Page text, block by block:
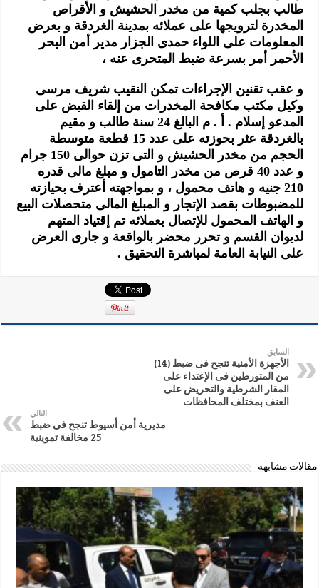
طالب بجلب كمية من مخدر الحشيش و الأقراص
المخدرة لترويجها على عملائه بمدينة الغردقة و بعرض
المعلومات على اللواء حمدى الجزار مدير أمن البحر
الأحمر أمر بسرعة ضبط المتحرى عنه ،
و عقب تقنين الإجراءات تمكن النقيب شريف مرسى
وكيل مكتب مكافحة المخدرات من إلقاء القبض على
المدعو إسلام . أ . م البالغ 24 سنة طالب و مقيم
بالغردقة عثر بحوزته على عدد 15 قطعة متوسطة
الحجم من مخدر الحشيش و التى تزن حوالى 150 جرام
و عدد 40 قرص من مخدر التامول و مبلغ مالى قدره
210 جنيه و هاتف محمول ، و بمواجهته أعترف بحيازته
للمضبوطات بقصد الإتجار و المبلغ المالى متحصلات البيع
و الهاتف المحمول للإتصال بعملائه تم إقتياد المتهم
لديوان القسم و تحرر محضر بالواقعة و جارى العرض
على النيابة العامة لمباشرة التحقيق .
السابق
الأجهزة الأمنية تنجح فى ضبط (14)
من المتورطين فى الإعتداء على
المقار الشرطية والتحريض على
العنف بمختلف المحافظات
التالي
مديرية أمن أسيوط تنجح فى ضبط
25 مخالفة تموينية
مقالات مشابهة